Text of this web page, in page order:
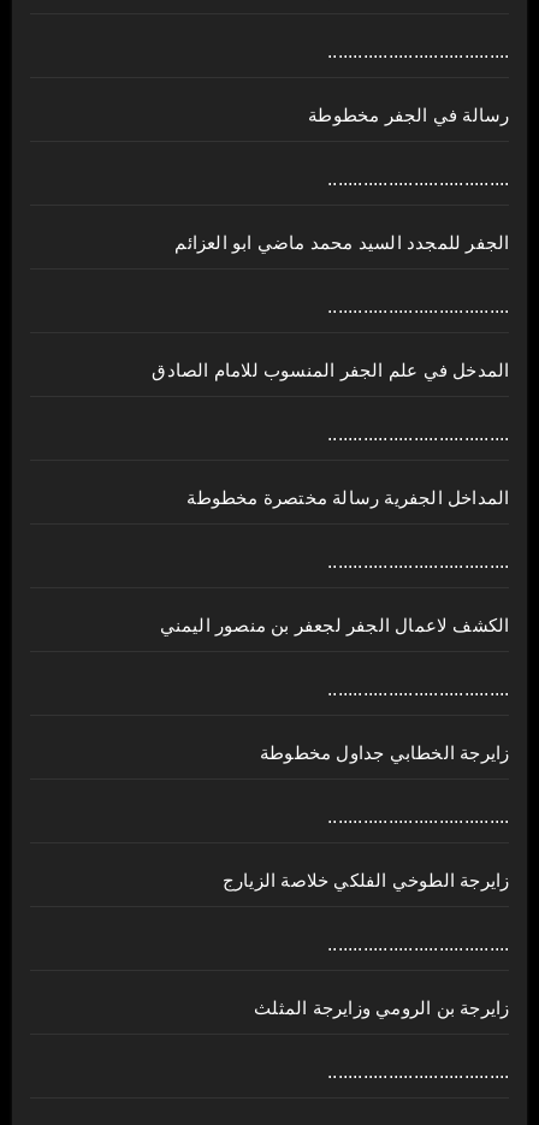
....................................
رسالة في الجفر مخطوطة
....................................
الجفر للمجدد السيد محمد ماضي ابو العزائم
....................................
المدخل في علم الجفر المنسوب للامام الصادق
....................................
المداخل الجفرية رسالة مختصرة مخطوطة
....................................
الكشف لاعمال الجفر لجعفر بن منصور اليمني
....................................
زايرجة الخطابي جداول مخطوطة
....................................
زايرجة الطوخي الفلكي خلاصة الزيارج
....................................
زايرجة بن الرومي وزايرجة المثلث
....................................